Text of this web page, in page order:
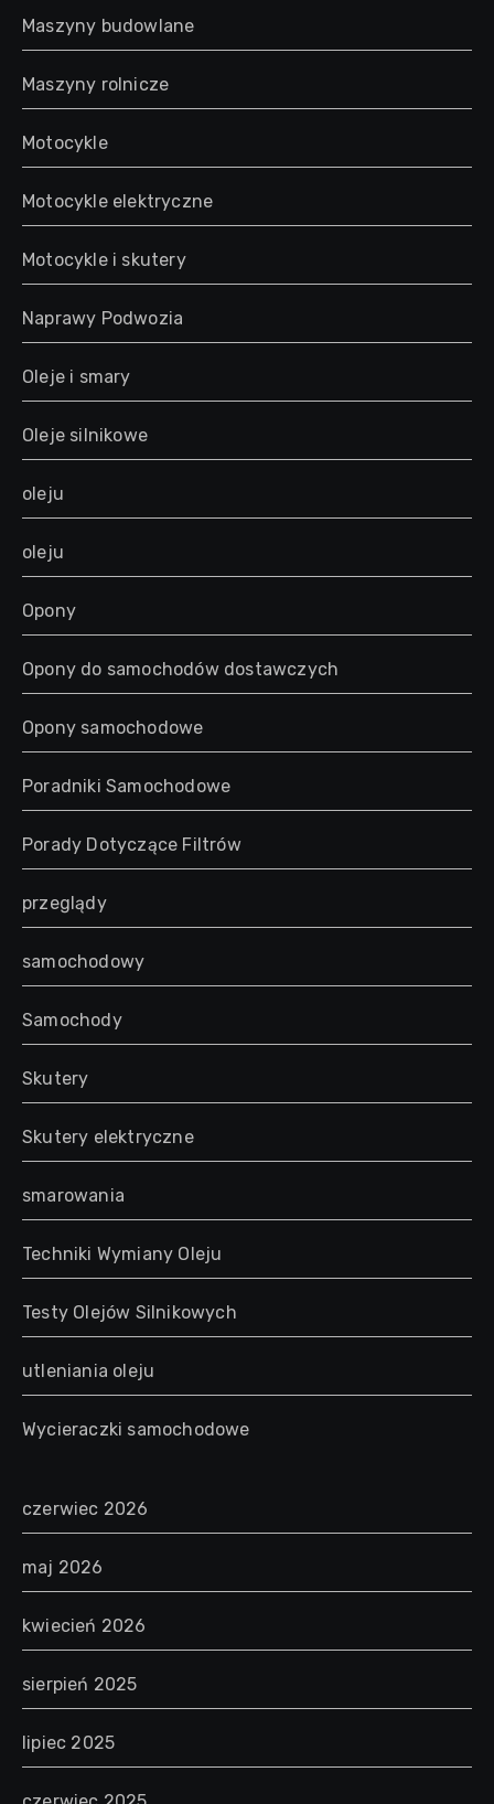
Maszyny budowlane
Maszyny rolnicze
Motocykle
Motocykle elektryczne
Motocykle i skutery
Naprawy Podwozia
Oleje i smary
Oleje silnikowe
oleju
oleju
Opony
Opony do samochodów dostawczych
Opony samochodowe
Poradniki Samochodowe
Porady Dotyczące Filtrów
przeglądy
samochodowy
Samochody
Skutery
Skutery elektryczne
smarowania
Techniki Wymiany Oleju
Testy Olejów Silnikowych
utleniania oleju
Wycieraczki samochodowe
czerwiec 2026
maj 2026
kwiecień 2026
sierpień 2025
lipiec 2025